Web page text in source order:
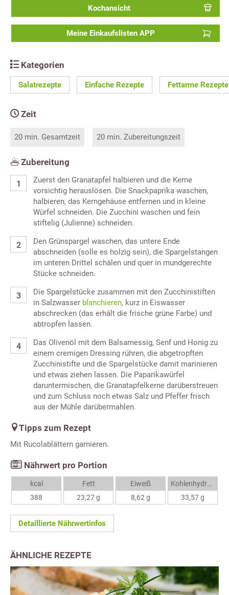
Kochansicht
Meine Einkaufslisten APP
Kategorien
Salatrezepte Einfache Rezepte Fettarme Rezepte
Zeit
20 min. Gesamtzeit 20 min. Zubereitungszeit
Zubereitung
Zuerst den Granatapfel halbieren und die Kerne
vorsichtig herauslösen. Die Snackpaprika waschen,
halbieren, das Kerngehäuse entfernen und in kleine
Würfel schneiden. Die Zucchini waschen und fein
stiftelig (Julienne) schneiden.
Den Grünspargel waschen, das untere Ende
abschneiden (solle es holzig sein), die Spargelstangen
im unteren Drittel schälen und quer in mundgerechte
Stücke schneiden.
Die Spargelstücke zusammen mit den Zucchinistiften
in Salzwasser blanchieren, kurz in Eiswasser
abschrecken (das erhält die frische grüne Farbe) und
abtropfen lassen.
Das Olivenöl mit dem Balsamessig, Senf und Honig zu
einem cremigen Dressing rühren, die abgetropften
Zucchinistifte und die Spargelstücke damit marinieren
und etwas ziehen lassen. Die Paparikawürfel
daruntermischen, die Granatapfelkerne darüberstreuen
und zum Schluss noch etwas Salz und Pfeffer frisch
aus der Mühle darübermahlen.
Tipps zum Rezept
Mit Rucolablättern garnieren.
Nährwert pro Portion
kcal
388
Fett
23,27 g
Eiweiß
8,62 g
Kohlenhydrate
33,57 g
Detaillierte Nährwertinfos
ÄHNLICHE REZEPTE